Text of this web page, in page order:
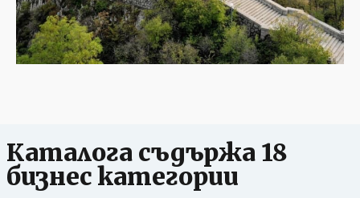
Каталога съдържа 18
бизнес категории